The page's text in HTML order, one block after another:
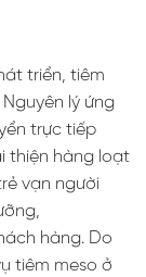
triển, tiêm
lý ứng
trực tiếp
thiện hàng loạt
vạn người
hàng. Do
tiêm meso ở